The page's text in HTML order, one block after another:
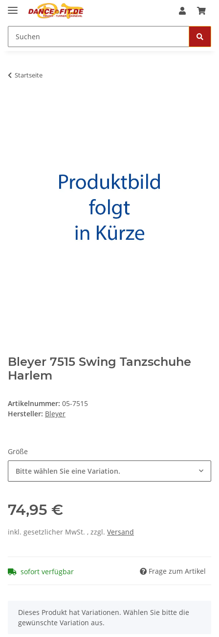
Startseite
Bleyer 7515 Swing Tanzschuhe
Harlem
Artikelnummer: 05-7515
Hersteller: Bleyer
Größe
Bitte wählen Sie eine Variation.
74,95 €
inkl. gesetzlicher MwSt. , zzgl. Versand
sofort verfügbar Frage zum Artikel
x
Dieses Produkt hat Variationen. Wählen Sie bitte die
gewünschte Variation aus.